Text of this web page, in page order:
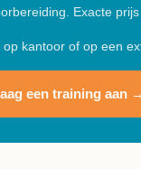
Exacte prijs
kantoor of op een
een training aan →